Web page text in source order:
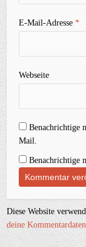
E-Mail-Adresse*
Webseite
Benachrichtige
Mail.
Benachrichtige
Diese Website
deine